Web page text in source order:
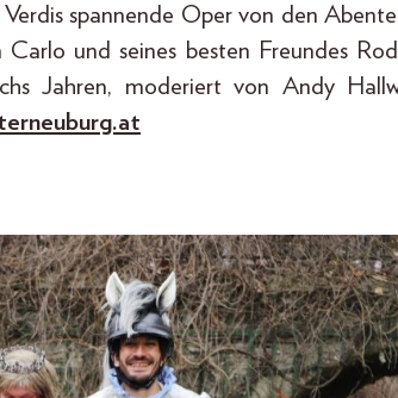
spannende Oper von den
und seines besten Freundes
Jahren, moderiert von Andy